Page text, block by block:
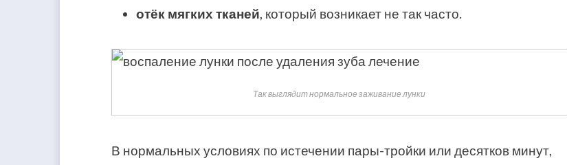
отёк мягких тканей, который возникает не так часто.
Так выглядит нормальное заживание лунки
В нормальных условиях по истечении пары-тройки или десятков минут,